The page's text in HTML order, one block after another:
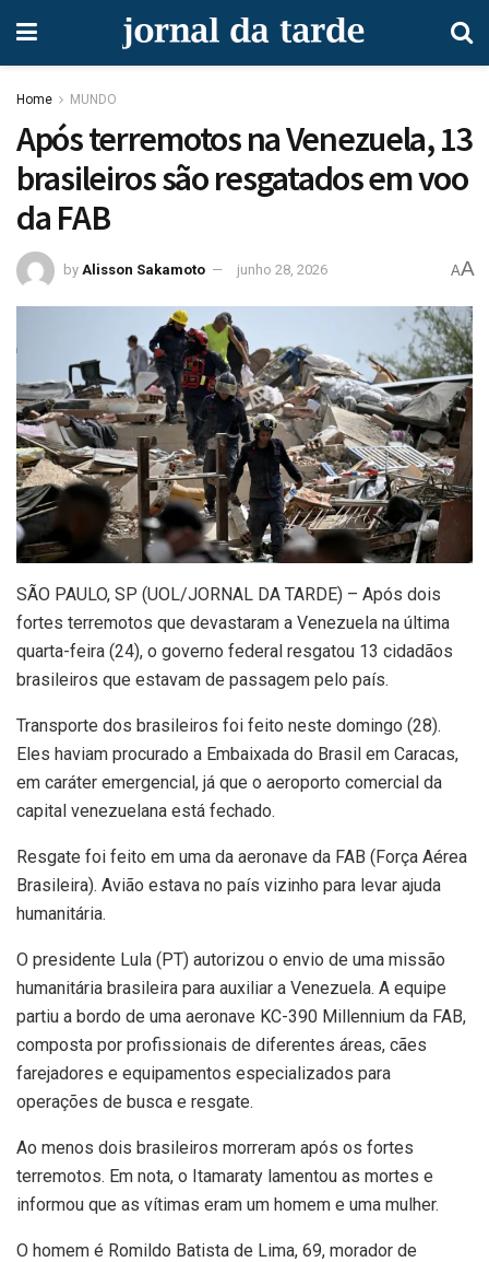
Home MUNDO
Após terremotos na Venezuela, 13
brasileiros são resgatados em voo
da FAB
by Alisson Sakamoto junho 28, 2026 AA
SÃO PAULO, SP (UOL/JORNAL DA TARDE) – Após dois
fortes terremotos que devastaram a Venezuela na última
quarta-feira (24), o governo federal resgatou 13 cidadãos
brasileiros que estavam de passagem pelo país.
Transporte dos brasileiros foi feito neste domingo (28).
Eles haviam procurado a Embaixada do Brasil em Caracas,
em caráter emergencial, já que o aeroporto comercial da
capital venezuelana está fechado.
Resgate foi feito em uma da aeronave da FAB (Força Aérea
Brasileira). Avião estava no país vizinho para levar ajuda
humanitária.
O presidente Lula (PT) autorizou o envio de uma missão
humanitária brasileira para auxiliar a Venezuela. A equipe
partiu a bordo de uma aeronave KC-390 Millennium da FAB,
composta por profissionais de diferentes áreas, cães
farejadores e equipamentos especializados para
operações de busca e resgate.
Ao menos dois brasileiros morreram após os fortes
terremotos. Em nota, o Itamaraty lamentou as mortes e
informou que as vítimas eram um homem e uma mulher.
O homem é Romildo Batista de Lima, 69, morador de